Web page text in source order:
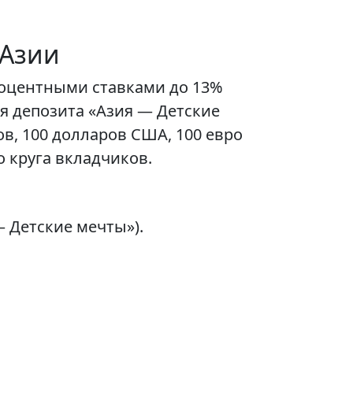
ставками до 13%
депозита «Азия — Детские
100 долларов США, 100 евро
вкладчиков.
Детские мечты»).